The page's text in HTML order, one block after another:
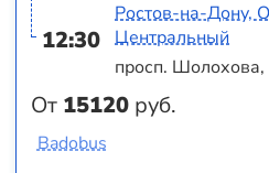
12:30
От 15120 руб.
Ростов-на-Дону,
Центральный
просп.
Badobus